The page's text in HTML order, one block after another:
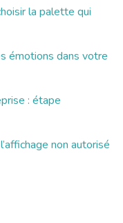
la palette qui
émotions dans votre
: étape
non autorisé